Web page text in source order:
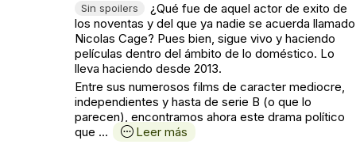
Sin spoilers
¿Qué fue de aquel actor de exito de
los noventas y del que ya nadie se acuerda llamado
Nicolas Cage? Pues bien, sigue vivo y haciendo
películas dentro del ámbito de lo doméstico. Lo
lleva haciendo desde 2013.
Entre sus numerosos films de caracter mediocre,
independientes y hasta de serie B (o que lo
parecen), encontramos ahora este drama político
que ...
Leer más